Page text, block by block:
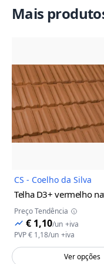
Mais
CS - Coelho da Silva
Telha D3+ vermelho
Preço Tendência
€ 1,10/un +iva
PVP€ 1,18/un +iva
Ver opções